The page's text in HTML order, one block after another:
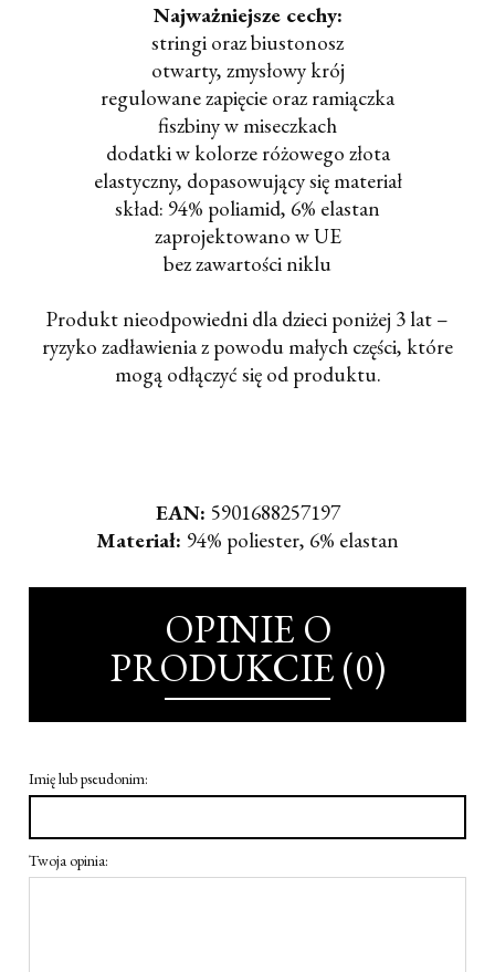
Najważniejsze cechy:
stringi oraz biustonosz
otwarty, zmysłowy krój
regulowane zapięcie oraz ramiączka
fiszbiny w miseczkach
dodatki w kolorze różowego złota
elastyczny, dopasowujący się materiał
skład: 94% poliamid, 6% elastan
zaprojektowano w UE
bez zawartości niklu
Produkt nieodpowiedni dla dzieci poniżej 3 lat –
ryzyko zadławienia z powodu małych części, które
mogą odłączyć się od produktu.
EAN: 5901688257197
Materiał: 94% poliester, 6% elastan
OPINIE O
PRODUKCIE (0)
Imię lub pseudonim:
Twoja opinia: